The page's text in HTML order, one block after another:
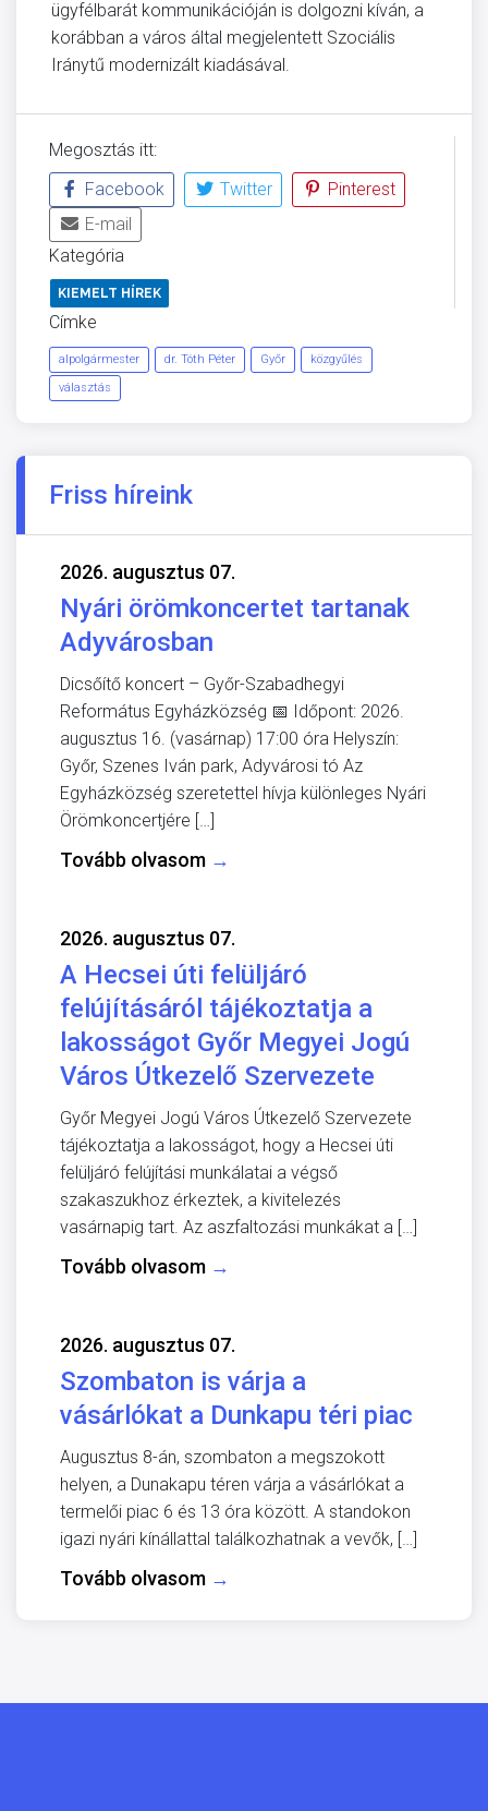
ügyfélbarát kommunikációján is dolgozni kíván, a
korábban a város által megjelentett Szociális
Iránytű modernizált kiadásával.
Megosztás itt:
Facebook
Twitter
Pinterest
E-mail
Kategória
KIEMELT HÍREK
Címke
alpolgármester dr. Tóth Péter Győr
közgyűlés
választás
Friss híreink
2026. augusztus 07.
Nyári örömkoncertet tartanak
Adyvárosban
Dicsőítő koncert – Győr-Szabadhegyi
Református Egyházközség 📅 Időpont: 2026.
augusztus 16. (vasárnap) 17:00 óra Helyszín:
Győr, Szenes Iván park, Adyvárosi tó Az
Egyházközség szeretettel hívja különleges Nyári
Örömkoncertjére […]
Tovább olvasom →
2026. augusztus 07.
A Hecsei úti felüljáró
felújításáról tájékoztatja a
lakosságot Győr Megyei Jogú
Város Útkezelő Szervezete
Győr Megyei Jogú Város Útkezelő Szervezete
tájékoztatja a lakosságot, hogy a Hecsei úti
felüljáró felújítási munkálatai a végső
szakaszukhoz érkeztek, a kivitelezés
vasárnapig tart. Az aszfaltozási munkákat a […]
Tovább olvasom →
2026. augusztus 07.
Szombaton is várja a
vásárlókat a Dunkapu téri piac
Augusztus 8-án, szombaton a megszokott
helyen, a Dunakapu téren várja a vásárlókat a
termelői piac 6 és 13 óra között. A standokon
igazi nyári kínállattal találkozhatnak a vevők, […]
Tovább olvasom →